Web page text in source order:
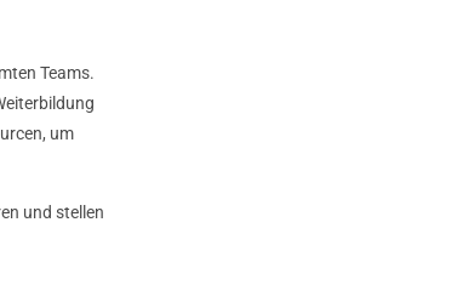
Teams.
um
und stellen